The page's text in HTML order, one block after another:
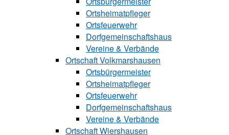
Ortsheimatpfle‍ger
Ortsfeuerwehr
Dorfgemeinschaftshaus
Vereine & Verbände
Ortschaft Volk‍mars‍hau‍sen
Ortsbürgermeister
Ortsheimatpfleger
Ortsfeuerwehr
Dorfgemeinschaftshaus
Vereine & Verbände
Ortschaft Wiershausen